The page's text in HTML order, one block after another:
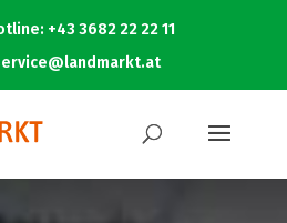
+43 3682 22 22 11